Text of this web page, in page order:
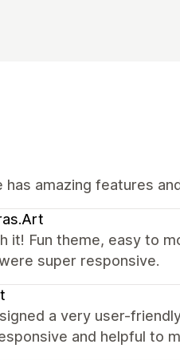
has amazing features
it! Fun theme, easy to
super responsive.
a very user-
and helpful to